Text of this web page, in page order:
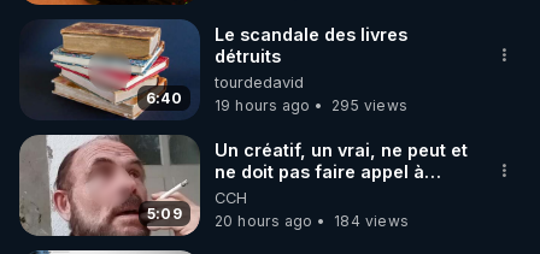
6:40
Le scandale des livres
détruits
tourdedavid
19 hours ago
295 views
5:09
Un créatif, un vrai, ne peut et
ne doit pas faire appel à
l'intelligence artificielle
CCH
20 hours ago
184 views